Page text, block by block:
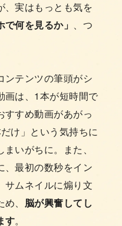
、実はもっとも気を
で何を見るか」 、つ
テンツの筆頭がシ
画は、1本が短時間で
すすめ動画があがっ
け」という気持ちに
いがちに。また、
、最初の数秒をイン
サムネイルに煽り文
、 脳が興奮してし
す。